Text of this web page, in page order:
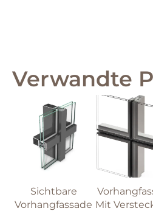
Verwandte
Sichtbare
Vorhangfassade Mit